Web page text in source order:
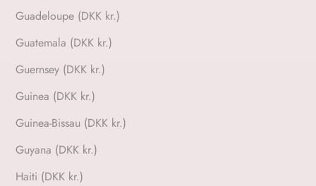
Guadeloupe (DKK kr.)
Guatemala (DKK kr.)
Guernsey (DKK kr.)
Guinea (DKK kr.)
Guinea-Bissau (DKK kr.)
Guyana (DKK kr.)
Haiti (DKK kr.)